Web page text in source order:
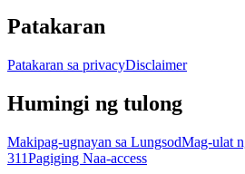
Patakaran
Patakaran sa privacyDisclaimer
Humingi ng tulong
Makipag-ugnayan sa LungsodMag-ulat
311Pagiging Naa-access